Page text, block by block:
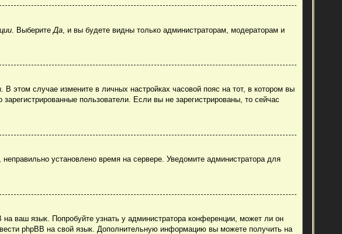
. ВыберитеДа , и вы будете видны только администраторам, модераторам и
этом случае измените в личных настройках часовой пояс на тот, в котором вы
пользователи. Если вы не зарегистрированы, то сейчас
установлено время на сервере. Уведомите администратора для
ваш язык. Попробуйте узнать у администратора конференции, может ли он
phpBB на свой язык. Дополнительную информацию вы можете получить на